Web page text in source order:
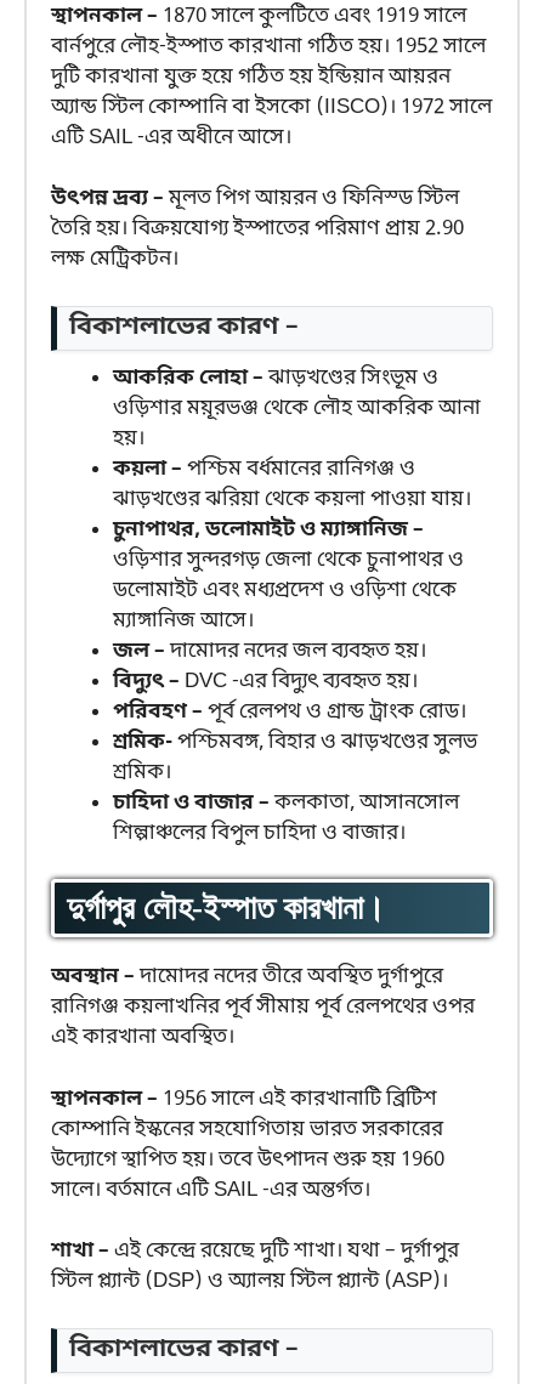
স্থাপনকাল – 1870 সালে কুলটিতে এবং 1919 সালে
বার্নপুরে লৌহ-ইস্পাত কারখানা গঠিত হয়। 1952 সালে
দুটি কারখানা যুক্ত হয়ে গঠিত হয় ইন্ডিয়ান আয়রন
অ্যান্ড স্টিল কোম্পানি বা ইসকো (IISCO)। 1972 সালে
এটি SAIL -এর অধীনে আসে।
উৎপন্ন দ্রব্য –মূলত পিগ আয়রন ও ফিনিস্ড স্টিল
তৈরি হয়। বিক্রয়যোগ্য ইস্পাতের পরিমাণ প্রায় 2.90
লক্ষ মেট্রিকটন।
বিকাশলাভের কারণ –
আকরিক লোহা –ঝাড়খণ্ডের সিংভূম ও
ওড়িশার ময়ূরভঞ্জ থেকে লৌহ আকরিক আনা
হয়।
কয়লা – পশ্চিম বর্ধমানের রানিগঞ্জ ও
ঝাড়খণ্ডের ঝরিয়া থেকে কয়লা পাওয়া যায়।
চুনাপাথর, ডলোমাইট ও ম্যাঙ্গানিজ –
ওড়িশার সুন্দরগড় জেলা থেকে চুনাপাথর ও
ডলোমাইট এবং মধ্যপ্রদেশ ও ওড়িশা থেকে
ম্যাঙ্গানিজ আসে।
জল –দামোদর নদের জল ব্যবহৃত হয়।
বিদ্যুৎ – DVC -এর বিদ্যুৎ ব্যবহৃত হয়।
পরিবহণ – পূর্ব রেলপথ ও গ্রান্ড ট্রাংক রোড।
শ্রমিক-পশ্চিমবঙ্গ, বিহার ও ঝাড়খণ্ডের সুলভ
শ্রমিক।
চাহিদা ও বাজার –কলকাতা, আসানসোল
শিল্পাঞ্চলের বিপুল চাহিদা ও বাজার।
দুর্গাপুর লৌহ-ইস্পাত কারখানা।
অবস্থান –দামোদর নদের তীরে অবস্থিত দুর্গাপুরে
রানিগঞ্জ কয়লাখনির পূর্ব সীমায় পূর্ব রেলপথের ওপর
এই কারখানা অবস্থিত।
স্থাপনকাল – 1956 সালে এই কারখানাটি ব্রিটিশ
কোম্পানি ইস্কনের সহযোগিতায় ভারত সরকারের
উদ্যোগে স্থাপিত হয়। তবে উৎপাদন শুরু হয় 1960
সালে। বর্তমানে এটি SAIL -এর অন্তর্গত।
শাখা – এই কেন্দ্রে রয়েছে দুটি শাখা। যথা – দুর্গাপুর
স্টিল প্ল্যান্ট (DSP) ও অ্যালয় স্টিল প্ল্যান্ট (ASP)।
বিকাশলাভের কারণ –